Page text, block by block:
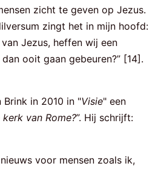
zicht te geven op Jezus.
zingt het in mijn hoofd:
Jezus, heffen wij een
ooit gaan gebeuren?” [14].
in 2010 in "Visie" een
van Rome?”. Hij schrijft:
voor mensen zoals ik,